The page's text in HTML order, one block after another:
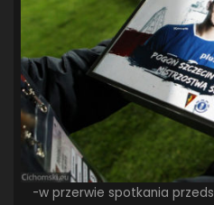
-w przerwie spotkania